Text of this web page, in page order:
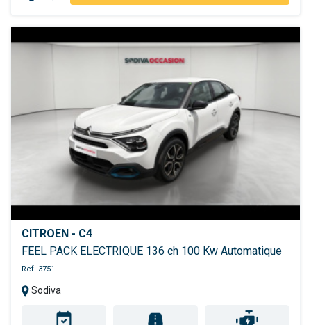
CITROEN - C4
FEEL PACK ELECTRIQUE 136 ch 100 Kw Automatique
Ref. 3751
Sodiva